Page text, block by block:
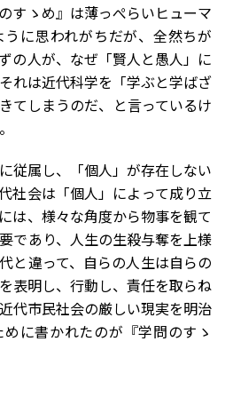
すゝめ』は薄っぺらいヒューマ
に思われがちだが、全然ちが
の人が、なぜ「賢人と愚人」に
れは近代科学を「学ぶと学ばざ
てしまうのだ、と言っているけ
従属し、「個人」が存在しない
社会は「個人」によって成り立
は、様々な角度から物事を観て
であり、人生の生殺与奪を上様
と違って、自らの人生は自らの
表明し、行動し、責任を取らね
代市民社会の厳しい現実を明治
に書かれたのが『学問のすゝ